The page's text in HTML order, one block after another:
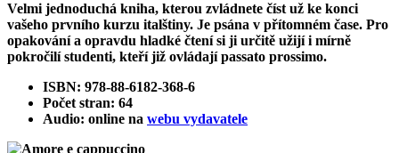
Velmi jednoduchá kniha, kterou zvládnete číst už ke konci
vašeho prvního kurzu italštiny. Je psána v přítomném čase. Pro
opakování a opravdu hladké čtení si ji určitě užijí i mírně
pokročilí studenti, kteří již ovládají passato prossimo.
ISBN: 978-88-6182-368-6
Počet stran: 64
Audio: online na webu vydavatele